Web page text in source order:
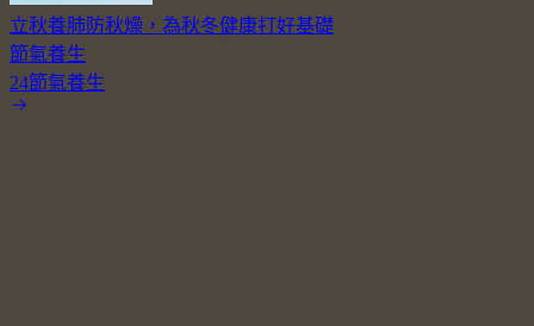
立秋養肺防秋燥，為秋冬健康打好基礎
節氣養生
24節氣養生